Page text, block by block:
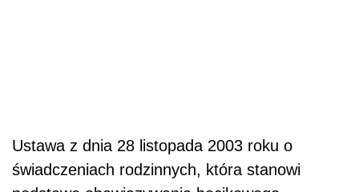
Ustawa z dnia 28 listopada 2003 roku o
świadczeniach rodzinnych, która stanowi